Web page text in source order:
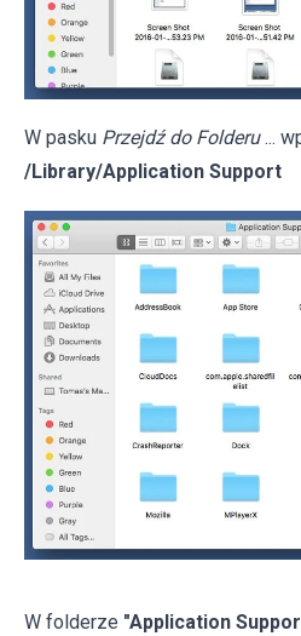
W pasku Przejdź do Folderu ...
/Library/Application Support
W folderze "Application